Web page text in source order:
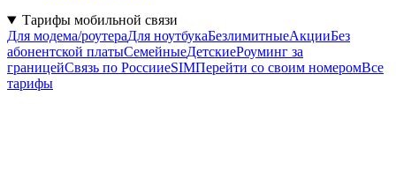
Тарифы мобильной связи
Для модема/роутераДля ноутбукаБезлимитныеАкцииБез
абонентской платыСемейныеДетскиеРоуминг за
границейСвязь по РоссииeSIMПерейти со своим номеромВсе
тарифы